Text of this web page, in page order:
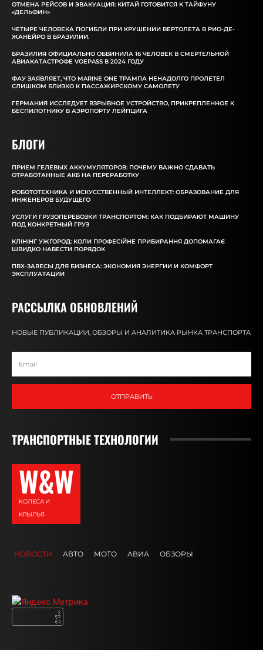
ОТМЕНА РЕЙСОВ И ЭВАКУАЦИЯ: КИТАЙ ГОТОВИТСЯ К ТАЙФУНУ
«ДЕЛЬФИН»
ЧЕТЫРЕ ЧЕЛОВЕКА ПОГИБЛИ ПРИ КРУШЕНИИ ВЕРТОЛЕТА В РИО-ДЕ-
ЖАНЕЙРО В БРАЗИЛИИ.
БРАЗИЛИЯ ОФИЦИАЛЬНО ОБВИНИЛА 16 ЧЕЛОВЕК В СМЕРТЕЛЬНОЙ
АВИАКАТАСТРОФЕ VOEPASS В 2024 ГОДУ
ФАУ ЗАЯВЛЯЕТ, ЧТО MARINE ONE ТРАМПА НЕНАДОЛГО ПРОЛЕТЕЛ
СЛИШКОМ БЛИЗКО К ПАССАЖИРСКОМУ САМОЛЕТУ
ГЕРМАНИЯ ИССЛЕДУЕТ ВЗРЫВНОЕ УСТРОЙСТВО, ПРИКРЕПЛЕННОЕ К
БЕСПИЛОТНИКУ В АЭРОПОРТУ ЛЕЙПЦИГА
БЛОГИ
ПРИЕМ ГЕЛЕВЫХ АККУМУЛЯТОРОВ: ПОЧЕМУ ВАЖНО СДАВАТЬ
ОТРАБОТАННЫЕ АКБ НА ПЕРЕРАБОТКУ
РОБОТОТЕХНИКА И ИСКУССТВЕННЫЙ ИНТЕЛЛЕКТ: ОБРАЗОВАНИЕ ДЛЯ
ИНЖЕНЕРОВ БУДУЩЕГО
УСЛУГИ ГРУЗОПЕРЕВОЗКИ ТРАНСПОРТОМ: КАК ПОДБИРАЮТ МАШИНУ
ПОД КОНКРЕТНЫЙ ГРУЗ
КЛІНІНГ УЖГОРОД: КОЛИ ПРОФЕСІЙНЕ ПРИБИРАННЯ ДОПОМАГАЄ
ШВИДКО НАВЕСТИ ПОРЯДОК
ПВХ-ЗАВЕСЫ ДЛЯ БИЗНЕСА: ЭКОНОМИЯ ЭНЕРГИИ И КОМФОРТ
ЭКСПЛУАТАЦИИ
РАССЫЛКА ОБНОВЛЕНИЙ
НОВЫЕ ПУБЛИКАЦИИ, ОБЗОРЫ И АНАЛИТИКА РЫНКА ТРАНСПОРТА
ОТПРАВИТЬ
ТРАНСПОРТНЫЕ ТЕХНОЛОГИИ
W&W
КОЛЕСА И
КРЫЛЬЯ
НОВОСТИ АВТО МОТО АВИА ОБЗОРЫ